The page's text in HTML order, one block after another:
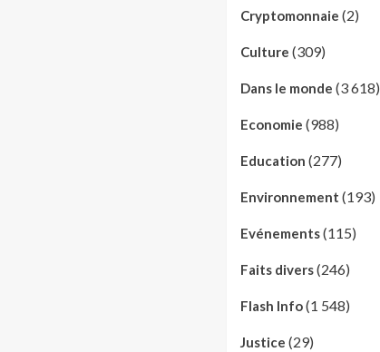
Cryptomonnaie (2)
Culture (309)
Dans le monde (3 618)
Economie (988)
Education (277)
Environnement (193)
Evénements(115)
Faits divers(246)
Flash Info(1 548)
Justice (29)